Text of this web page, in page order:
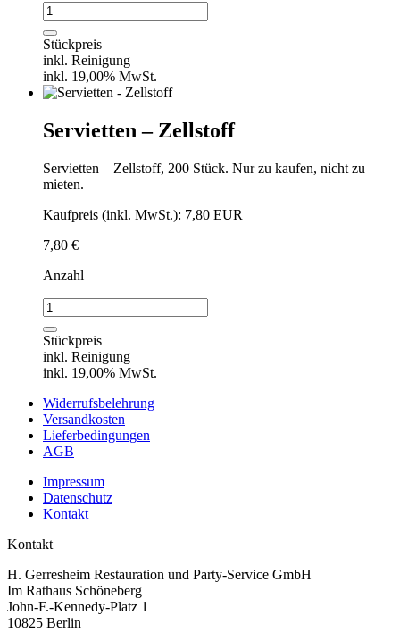
Flechtkorb
groß
Menge
Stückpreis
inkl. Reinigung
inkl. 19,00% MwSt.
Servietten – Zellstoff
Servietten – Zellstoff, 200 Stück. Nur zu kaufen, nicht zu
mieten.
Kaufpreis (inkl. MwSt.): 7,80 EUR
7,80 €
Anzahl
Servietten
-
Zellstoff
Menge
Stückpreis
inkl. Reinigung
inkl. 19,00% MwSt.
Widerrufsbelehrung
Versandkosten
Lieferbedingungen
AGB
Impressum
Datenschutz
Kontakt
Kontakt
H. Gerresheim Restauration und Party-Service GmbH
Im Rathaus Schöneberg
John-F.-Kennedy-Platz 1
10825 Berlin